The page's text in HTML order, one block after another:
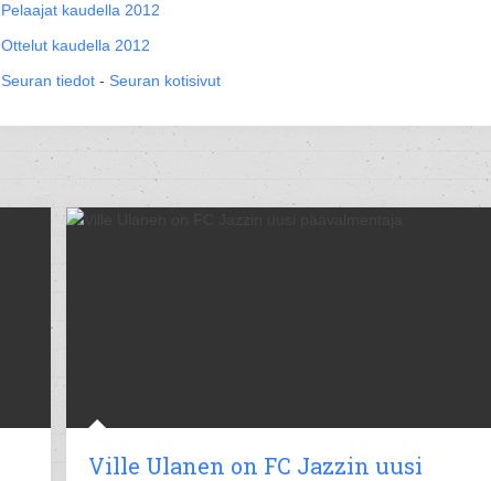
Pelaajat kaudella 2012
Ottelut kaudella 2012
Seuran tiedot - Seuran kotisivut
Ville Ulanen on FC Jazzin uusi